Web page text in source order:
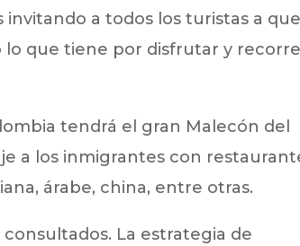
a todos los turistas a
que tiene por disfrutar y
tendrá el gran Malecón del
a los inmigrantes con
árabe, china, entre otras.
La estrategia de